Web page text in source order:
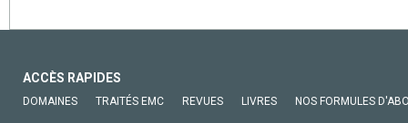
ACCÈS RAPIDES
DOMAINES TRAITÉS EMC REVUES LIVRES NOS FORMULES